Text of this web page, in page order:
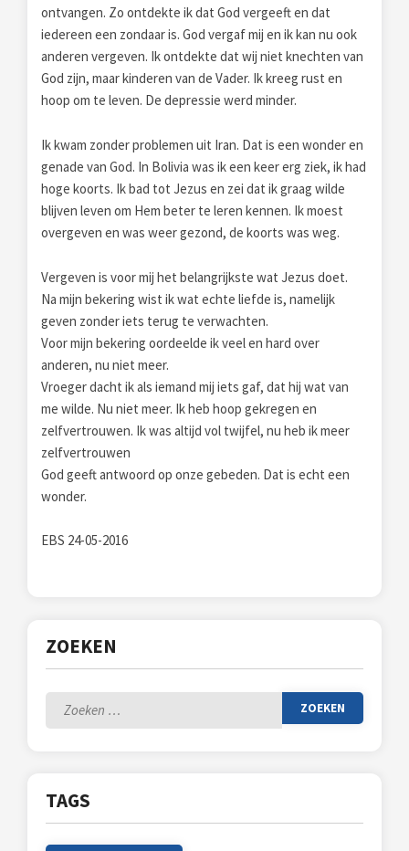
ontvangen. Zo ontdekte ik dat God vergeeft en dat
iedereen een zondaar is. God vergaf mij en ik kan nu ook
anderen vergeven. Ik ontdekte dat wij niet knechten van
God zijn, maar kinderen van de Vader. Ik kreeg rust en
hoop om te leven. De depressie werd minder.
Ik kwam zonder problemen uit Iran. Dat is een wonder en
genade van God. In Bolivia was ik een keer erg ziek, ik had
hoge koorts. Ik bad tot Jezus en zei dat ik graag wilde
blijven leven om Hem beter te leren kennen. Ik moest
overgeven en was weer gezond, de koorts was weg.
Vergeven is voor mij het belangrijkste wat Jezus doet.
Na mijn bekering wist ik wat echte liefde is, namelijk
geven zonder iets terug te verwachten.
Voor mijn bekering oordeelde ik veel en hard over
anderen, nu niet meer.
Vroeger dacht ik als iemand mij iets gaf, dat hij wat van
me wilde. Nu niet meer. Ik heb hoop gekregen en
zelfvertrouwen. Ik was altijd vol twijfel, nu heb ik meer
zelfvertrouwen
God geeft antwoord op onze gebeden. Dat is echt een
wonder.
EBS 24-05-2016
ZOEKEN
Zoeken
naar:
TAGS